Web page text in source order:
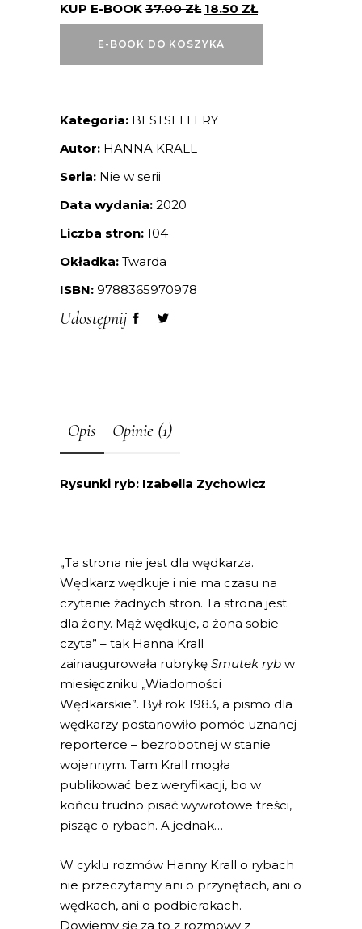
KUP E-BOOK 37.00ZŁ 18.50 ZŁ
E-BOOK DO KOSZYKA
Kategoria: BESTSELLERY
Autor: HANNA KRALL
Seria: Nie w serii
Data wydania: 2020
Liczba stron: 104
Okładka: Twarda
ISBN: 9788365970978
Udostępnij
Opis Opinie (1)
Rysunki ryb: Izabella Zychowicz
„Ta strona nie jest dla wędkarza.
Wędkarz wędkuje i nie ma czasu na
czytanie żadnych stron. Ta strona jest
dla żony. Mąż wędkuje, a żona sobie
czyta” – tak Hanna Krall
zainaugurowała rubrykę Smutek ryb w
miesięczniku „Wiadomości
Wędkarskie”. Był rok 1983, a pismo dla
wędkarzy postanowiło pomóc uznanej
reporterce – bezrobotnej w stanie
wojennym. Tam Krall mogła
publikować bez weryfikacji, bo w
końcu trudno pisać wywrotowe treści,
pisząc o rybach. A jednak…
W cyklu rozmów Hanny Krall o rybach
nie przeczytamy ani o przynętach, ani o
wędkach, ani o podbierakach.
Dowiemy się za to z rozmowy z